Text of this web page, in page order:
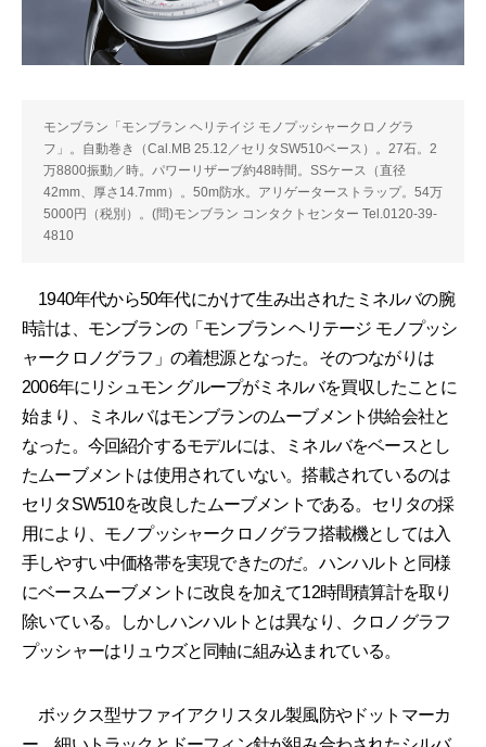
モンブラン「モンブラン ヘリテイジ モノプッシャークロノグラ
フ」。自動巻き（Cal.MB 25.12／セリタSW510ベース）。27石。2
万8800振動／時。パワーリザーブ約48時間。SSケース（直径
42mm、厚さ14.7mm）。50m防水。アリゲーターストラップ。54万
5000円（税別）。(問)モンブラン コンタクトセンター Tel.0120-39-
4810
1940年代から50年代にかけて生み出されたミネルバの腕
時計は、モンブランの「モンブラン ヘリテージ モノプッシ
ャークロノグラフ」の着想源となった。そのつながりは
2006年にリシュモン グループがミネルバを買収したことに
始まり、ミネルバはモンブランのムーブメント供給会社と
なった。今回紹介するモデルには、ミネルバをベースとし
たムーブメントは使用されていない。搭載されているのは
セリタSW510を改良したムーブメントである。セリタの採
用により、モノプッシャークロノグラフ搭載機としては入
手しやすい中価格帯を実現できたのだ。ハンハルトと同様
にベースムーブメントに改良を加えて12時間積算計を取り
除いている。しかしハンハルトとは異なり、クロノグラフ
プッシャーはリュウズと同軸に組み込まれている。
ボックス型サファイアクリスタル製風防やドットマーカ